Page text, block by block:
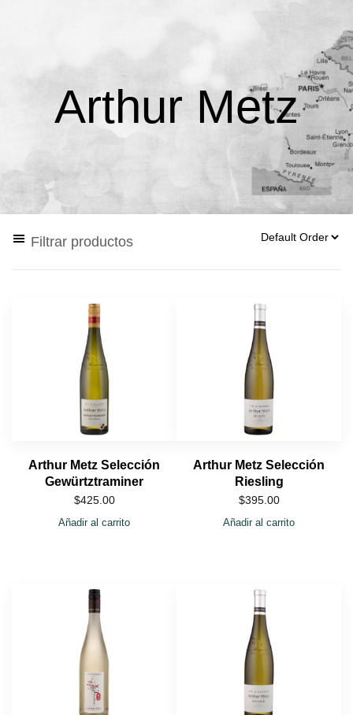
Arthur Metz
Filtrar productos
Arthur Metz Selección
Gewürtztraminer
$425.00
Añadir al carrito
Arthur Metz Selección
Riesling
$395.00
Añadir al carrito